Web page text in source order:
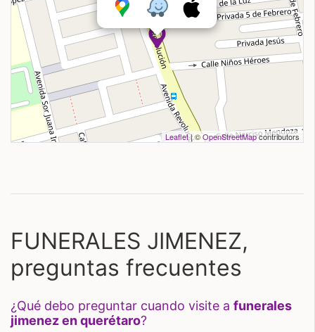
Leaflet| ©OpenStreetMapcontributors
FUNERALES JIMENEZ,
preguntas frecuentes
¿qué debo preguntar cuando visite a funerales
jimenez en querétaro?